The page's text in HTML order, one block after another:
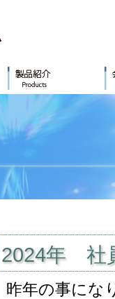
2024年 社
昨年の事にな